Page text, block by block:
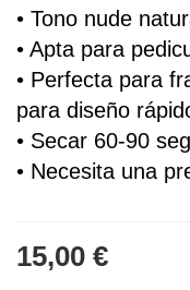
• Tono nude
• Apta para
• Perfecta para
para diseño
• Secar 60-90 seg
• Necesita una
15,00 €